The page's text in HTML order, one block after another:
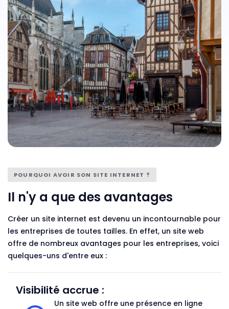
POURQUOI AVOIR SON SITE INTERNET ?
Il n'y a que des avantages
Créer un site internet est devenu un incontournable pour
les entreprises de toutes tailles. En effet, un site web
offre de nombreux avantages pour les entreprises, voici
quelques-uns d'entre eux :
Visibilité accrue :
Un site web offre une présence en ligne